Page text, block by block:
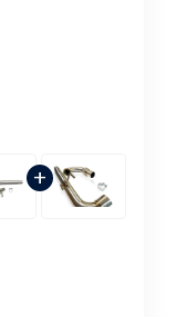
+